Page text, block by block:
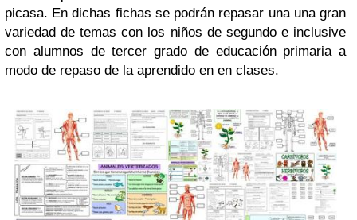
picasa. En dichas fichas se podrán repasar una una gran
variedad de temas con los niños de segundo e inclusive
con alumnos de tercer grado de educación primaria a
modo de repaso de la aprendido en en clases.